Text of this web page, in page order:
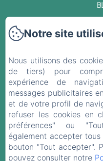
Informations
EN
Notre site
Nous utilisons des
de tiers) pour
expérience de
messages publicitaires
et de votre profil de
refuser les cookies en
préférences" ou
également accepter
bouton "Tout accepter".
pouvez consulter notre